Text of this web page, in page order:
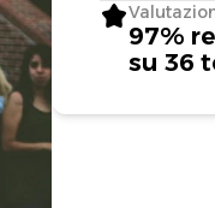
97%
su 36